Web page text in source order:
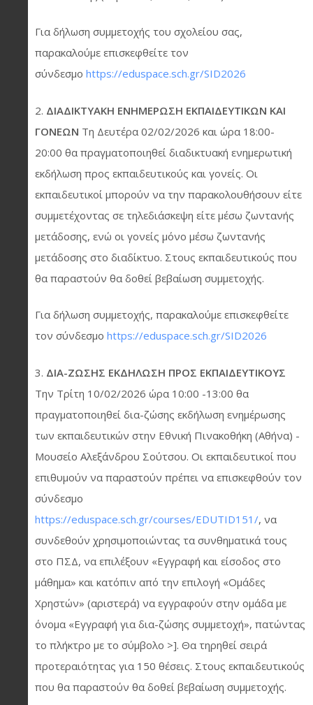
Για δήλωση συμμετοχής του σχολείου σας,
παρακαλούμε επισκεφθείτε τον
σύνδεσμο https://eduspace.sch.gr/SID2026
2. ΔΙΑΔΙΚΤΥΑΚΗ ΕΝΗΜΕΡΩΣΗ ΕΚΠΑΙΔΕΥΤΙΚΩΝ ΚΑΙ
ΓΟΝΕΩΝ Τη Δευτέρα 02/02/2026 και ώρα 18:00-
20:00 θα πραγματοποιηθεί διαδικτυακή ενημερωτική
εκδήλωση προς εκπαιδευτικούς και γονείς. Οι
εκπαιδευτικοί μπορούν να την παρακολουθήσουν είτε
συμμετέχοντας σε τηλεδιάσκεψη είτε μέσω ζωντανής
μετάδοσης, ενώ οι γονείς μόνο μέσω ζωντανής
μετάδοσης στο διαδίκτυο. Στους εκπαιδευτικούς που
θα παραστούν θα δοθεί βεβαίωση συμμετοχής.
Για δήλωση συμμετοχής, παρακαλούμε επισκεφθείτε
τον σύνδεσμο https://eduspace.sch.gr/SID2026
3. ΔΙΑ-ΖΩΣΗΣ ΕΚΔΗΛΩΣΗ ΠΡΟΣ ΕΚΠΑΙΔΕΥΤΙΚΟΥΣ
Την Τρίτη 10/02/2026 ώρα 10:00 -13:00 θα
πραγματοποιηθεί δια-ζώσης εκδήλωση ενημέρωσης
των εκπαιδευτικών στην Εθνική Πινακοθήκη (Αθήνα) -
Μουσείο Αλεξάνδρου Σούτσου. Οι εκπαιδευτικοί που
επιθυμούν να παραστούν πρέπει να επισκεφθούν τον
σύνδεσμο
https://eduspace.sch.gr/courses/EDUTID151/, να
συνδεθούν χρησιμοποιώντας τα συνθηματικά τους
στο ΠΣΔ, να επιλέξουν «Εγγραφή και είσοδος στο
μάθημα» και κατόπιν από την επιλογή «Ομάδες
Χρηστών» (αριστερά) να εγγραφούν στην ομάδα με
όνομα «Εγγραφή για δια-ζώσης συμμετοχή», πατώντας
το πλήκτρο με το σύμβολο >]. Θα τηρηθεί σειρά
προτεραιότητας για 150 θέσεις. Στους εκπαιδευτικούς
που θα παραστούν θα δοθεί βεβαίωση συμμετοχής.